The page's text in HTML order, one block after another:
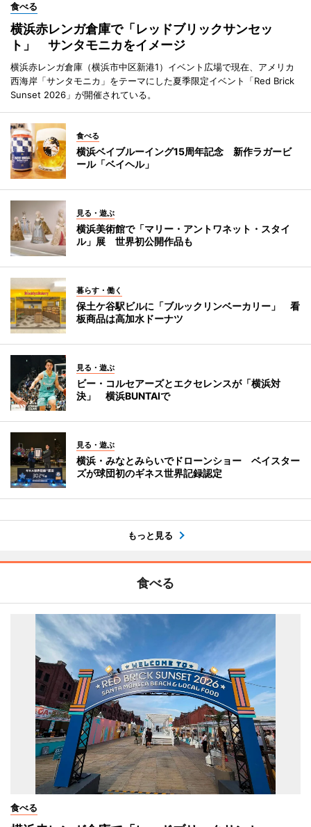
食べる
横浜赤レンガ倉庫で「レッドブリックサンセッ
ト」 サンタモニカをイメージ
横浜赤レンガ倉庫（横浜市中区新港1）イベント広場で現在、アメリカ
西海岸「サンタモニカ」をテーマにした夏季限定イベント「Red Brick
Sunset 2026」が開催されている。
食べる
横浜ベイブルーイング15周年記念 新作ラガービ
ール「ベイヘル」
見る・遊ぶ
横浜美術館で「マリー・アントワネット・スタイ
ル」展 世界初公開作品も
暮らす・働く
保土ケ谷駅ビルに「ブルックリンベーカリー」 看
板商品は高加水ドーナツ
見る・遊ぶ
ビー・コルセアーズとエクセレンスが「横浜対
決」 横浜BUNTAIで
見る・遊ぶ
横浜・みなとみらいでドローンショー ベイスター
ズが球団初のギネス世界記録認定
もっと見る
食べる
食べる